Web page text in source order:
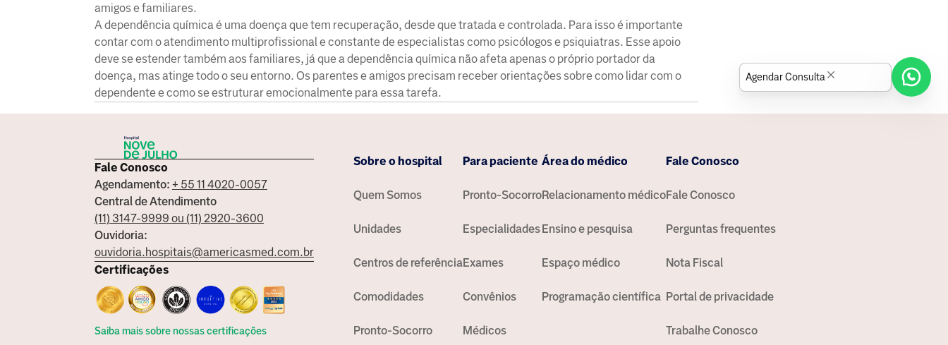
amigos e familiares.
A dependência química é uma doença que tem recuperação, desde que tratada e controlada. Para isso é importante
contar com o atendimento multiprofissional e constante de especialistas como psicólogos e psiquiatras. Esse apoio
deve se estender também aos familiares, já que a dependência química não afeta apenas o próprio portador da
doença, mas atinge todo o seu entorno. Os parentes e amigos precisam receber orientações sobre como lidar com o
dependente e como se estruturar emocionalmente para essa tarefa.
Fale Conosco
Agendamento: + 55 11 4020-0057
Central de Atendimento
(11) 3147-9999 ou (11) 2920-3600
Ouvidoria:
ouvidoria.hospitais@americasmed.com.br
Certificações
Saiba mais sobre nossas certificações
Sobre o hospital
Quem Somos
Unidades
Centros de referência
Comodidades
Pronto-Socorro
Para paciente
Pronto-Socorro
Especialidades
Exames
Convênios
Médicos
Área do médico
Relacionamento médico
Ensino e pesquisa
Espaço médico
Programação científica
Fale Conosco
Fale Conosco
Perguntas frequentes
Nota Fiscal
Portal de privacidade
Trabalhe Conosco
Agendar Consulta